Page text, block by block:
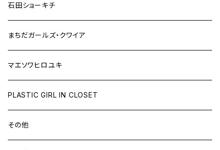
石田ショーキチ
まちだガールズ・クワイア
マエソワヒロユキ
PLASTIC GIRL IN CLOSET
その他